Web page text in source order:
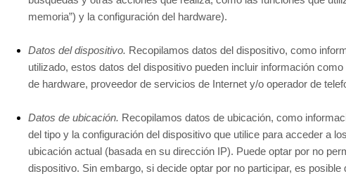
memoria”) y la configuración del hardware).
Datos del dispositivo. Recopilamos datos del dispositivo, como
utilizado, estos datos del dispositivo pueden incluir información
de hardware, proveedor de servicios de Internet y/o operador de
Datos de ubicación. Recopilamos datos de ubicación, como
del tipo y la configuración del dispositivo que utilice para acceder a
ubicación actual (basada en su dirección IP). Puede optar por no
dispositivo. Sin embargo, si decide optar por no participar, es